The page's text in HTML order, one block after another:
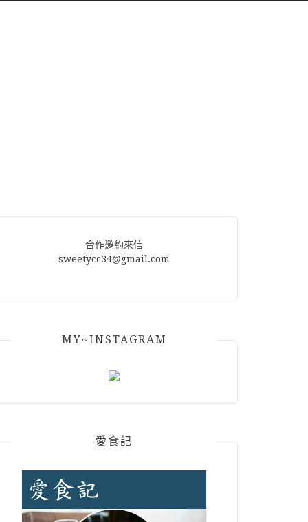
合作邀約來信
sweetycc34@gmail.com
MY~INSTAGRAM
愛食記